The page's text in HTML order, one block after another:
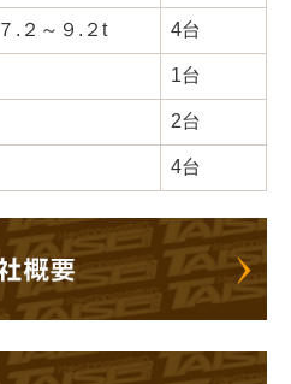
７.２～９.２t 4台
1台
2台
4台